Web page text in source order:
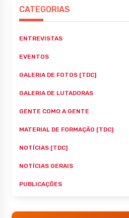
CATEGORIAS
ENTREVISTAS
EVENTOS
GALERIA DE FOTOS [TDC]
GALERIA DE LUTADORAS
GENTE COMO A GENTE
MATERIAL DE FORMAÇÃO [TDC]
NOTÍCIAS [TDC]
NOTÍCIAS GERAIS
PUBLICAÇÕES